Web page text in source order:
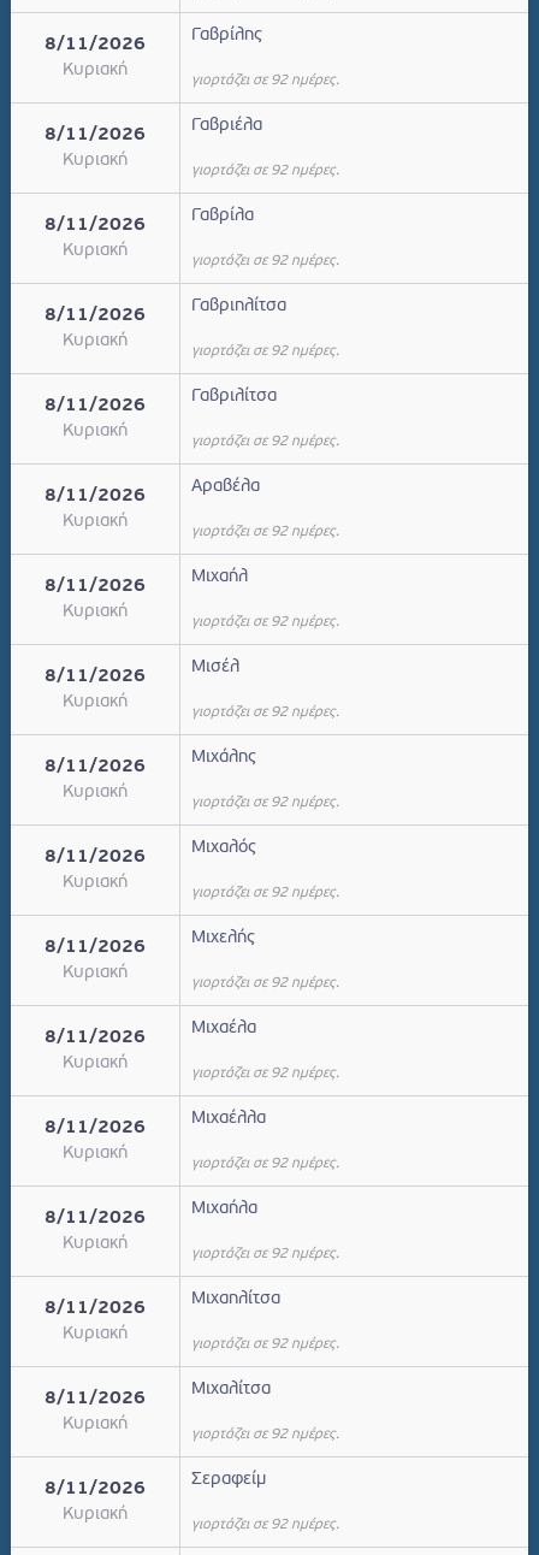
8/11/2026
Κυριακή
Γαβρίλης
γιορτάζει σε 92 ημέρες.
8/11/2026
Κυριακή
Γαβριέλα
γιορτάζει σε 92 ημέρες.
8/11/2026
Κυριακή
Γαβρίλα
γιορτάζει σε 92 ημέρες.
8/11/2026
Κυριακή
Γαβριηλίτσα
γιορτάζει σε 92 ημέρες.
8/11/2026
Κυριακή
Γαβριλίτσα
γιορτάζει σε 92 ημέρες.
8/11/2026
Κυριακή
Αραβέλα
γιορτάζει σε 92 ημέρες.
8/11/2026
Κυριακή
Μιχαήλ
γιορτάζει σε 92 ημέρες.
8/11/2026
Κυριακή
Μισέλ
γιορτάζει σε 92 ημέρες.
8/11/2026
Κυριακή
Μιχάλης
γιορτάζει σε 92 ημέρες.
8/11/2026
Κυριακή
Μιχαλός
γιορτάζει σε 92 ημέρες.
8/11/2026
Κυριακή
Μιχελής
γιορτάζει σε 92 ημέρες.
8/11/2026
Κυριακή
Μιχαέλα
γιορτάζει σε 92 ημέρες.
8/11/2026
Κυριακή
Μιχαέλλα
γιορτάζει σε 92 ημέρες.
8/11/2026
Κυριακή
Μιχαήλα
γιορτάζει σε 92 ημέρες.
8/11/2026
Κυριακή
Μιχαηλίτσα
γιορτάζει σε 92 ημέρες.
8/11/2026
Κυριακή
Μιχαλίτσα
γιορτάζει σε 92 ημέρες.
8/11/2026
Κυριακή
Σεραφείμ
γιορτάζει σε 92 ημέρες.